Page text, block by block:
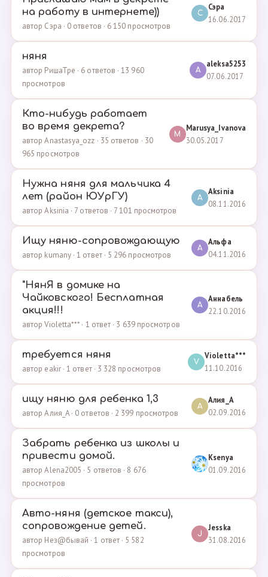
на работу в интернете))
автор Сэра · 0 ответов · 6 150 просмотров
С
Сэра
16.06.2017
няня
автор РишаТре · 6 ответов · 13 960
просмотров
A
aleksa5253
07.06.2017
Кто-нибудь работает
во время декрета?
автор Anastasya_ozz · 35 ответов · 30
965 просмотров
M
Marusya_Ivanova
30.05.2017
Нужна няня для мальчика 4
лет (район ЮУрГУ)
автор Aksinia · 7 ответов · 7 101 просмотров
A
Aksinia
08.11.2016
Ищу няню-сопровождающую
автор kumany · 1 ответ · 5 296 просмотров
А
Альфа
04.11.2016
"НянЯ в домике на
Чайковского! Бесплатная
акция!!!
автор Violetta*** · 1 ответ · 3 639 просмотров
А
Аннабель
22.10.2016
требуется няня
автор eakir · 1 ответ · 3 328 просмотров
V
Violetta***
11.10.2016
ищу няню для ребенка 1,3
автор Алия_A · 0 ответов · 2 399 просмотров
А
Алия_A
02.09.2016
Забрать ребенка из школы и
привести домой.
автор Alena2005 · 5 ответов · 8 676
просмотров
Ksenya
01.09.2016
Авто-няня (детское такси),
сопровождение детей.
автор Нез@бывай · 1 ответ · 5 582
просмотров
J
Jesska
31.08.2016